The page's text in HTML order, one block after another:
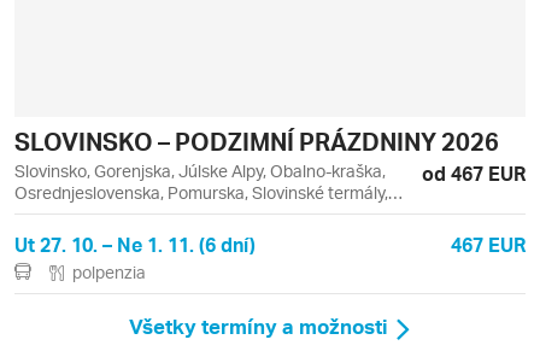
SLOVINSKO – PODZIMNÍ PRÁZDNINY 2026
Slovinsko, Gorenjska, Júlske Alpy, Obalno-kraška,
Osrednjeslovenska, Pomurska, Slovinské termály,
Bled, Kranjska Gora, Lipica, Moravske Toplice
od 467 EUR
Ut 27. 10. – Ne 1. 11. (6 dní) 467 EUR
polpenzia
Všetky termíny a možnosti